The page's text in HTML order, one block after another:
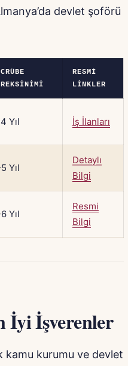
devlet şoförü
RESMI
LINKLER
Yıl İş İlanları
Yıl
Detaylı
Bilgi
Yıl
Resmi
Bilgi
İyi İşverenler
kamu kurumu ve devlet